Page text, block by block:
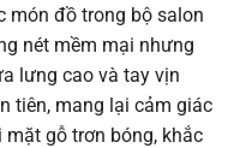
món đồ trong bộ salon
nét mềm mại nhưng
lưng cao và tay vịn
tiên, mang lại cảm giác
gỗ trơn bóng, khắc